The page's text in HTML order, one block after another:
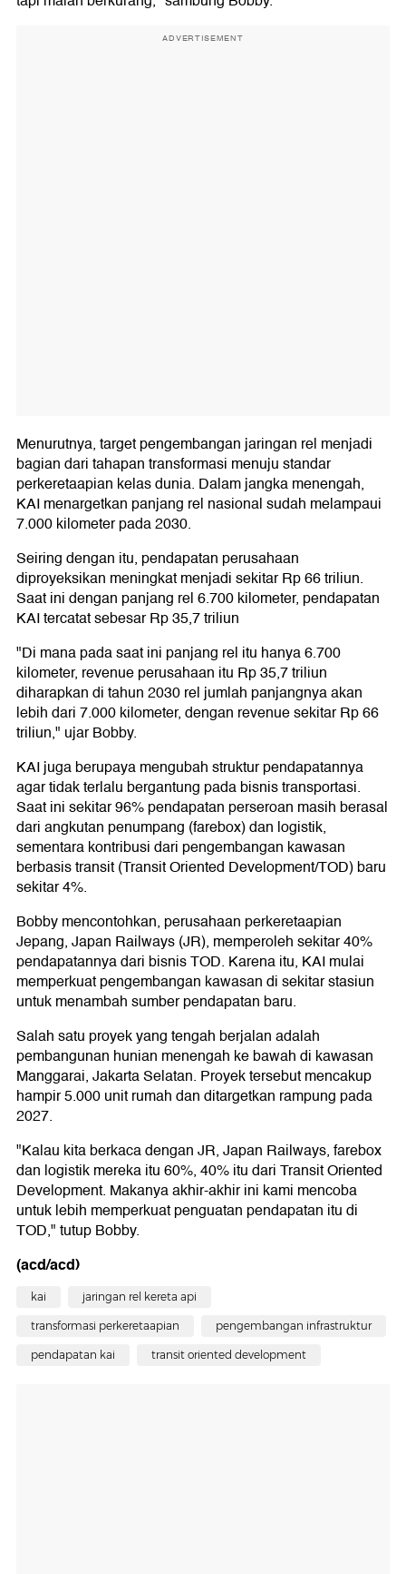
ADVERTISEMENT
Menurutnya, target pengembangan jaringan rel menjadi
bagian dari tahapan transformasi menuju standar
perkeretaapian kelas dunia. Dalam jangka menengah,
KAI menargetkan panjang rel nasional sudah melampaui
7.000 kilometer pada 2030.
Seiring dengan itu, pendapatan perusahaan
diproyeksikan meningkat menjadi sekitar Rp 66 triliun.
Saat ini dengan panjang rel 6.700 kilometer, pendapatan
KAI tercatat sebesar Rp 35,7 triliun
"Di mana pada saat ini panjang rel itu hanya 6.700
kilometer, revenue perusahaan itu Rp 35,7 triliun
diharapkan di tahun 2030 rel jumlah panjangnya akan
lebih dari 7.000 kilometer, dengan revenue sekitar Rp 66
triliun," ujar Bobby.
KAI juga berupaya mengubah struktur pendapatannya
agar tidak terlalu bergantung pada bisnis transportasi.
Saat ini sekitar 96% pendapatan perseroan masih berasal
dari angkutan penumpang (farebox) dan logistik,
sementara kontribusi dari pengembangan kawasan
berbasis transit (Transit Oriented Development/TOD) baru
sekitar 4%.
Bobby mencontohkan, perusahaan perkeretaapian
Jepang, Japan Railways (JR), memperoleh sekitar 40%
pendapatannya dari bisnis TOD. Karena itu, KAI mulai
memperkuat pengembangan kawasan di sekitar stasiun
untuk menambah sumber pendapatan baru.
Salah satu proyek yang tengah berjalan adalah
pembangunan hunian menengah ke bawah di kawasan
Manggarai, Jakarta Selatan. Proyek tersebut mencakup
hampir 5.000 unit rumah dan ditargetkan rampung pada
2027.
"Kalau kita berkaca dengan JR, Japan Railways, farebox
dan logistik mereka itu 60%, 40% itu dari Transit Oriented
Development. Makanya akhir-akhir ini kami mencoba
untuk lebih memperkuat penguatan pendapatan itu di
TOD," tutup Bobby.
(acd/acd)
kai jaringan rel kereta api
transformasi perkeretaapian pengembangan infrastruktur
pendapatan kai transit oriented development